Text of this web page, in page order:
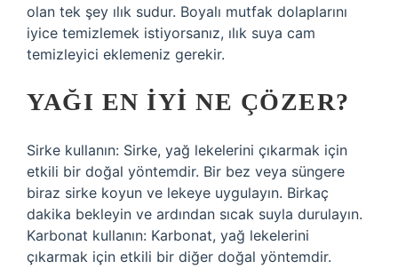
olan tek şey ılık sudur. Boyalı mutfak dolaplarını
iyice temizlemek istiyorsanız, ılık suya cam
temizleyici eklemeniz gerekir.
YAĞI EN IYI NE ÇÖZER?
Sirke kullanın: Sirke, yağ lekelerini çıkarmak için
etkili bir doğal yöntemdir. Bir bez veya süngere
biraz sirke koyun ve lekeye uygulayın. Birkaç
dakika bekleyin ve ardından sıcak suyla durulayın.
Karbonat kullanın: Karbonat, yağ lekelerini
çıkarmak için etkili bir diğer doğal yöntemdir.